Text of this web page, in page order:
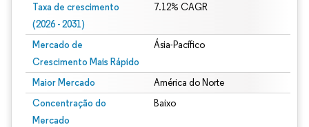
Taxa de crescimento
(2026 - 2031)
7.12% CAGR
Mercado de
Crescimento Mais Rápido
Ásia-Pacífico
Maior Mercado América do Norte
Concentração do
Mercado
Baixo